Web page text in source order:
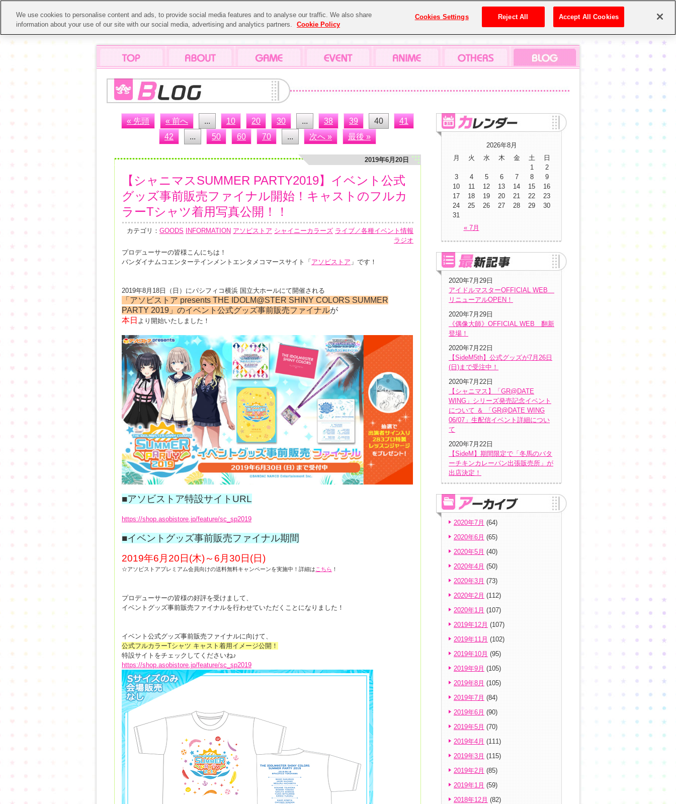
« 先頭 « 前へ ... 10 20 30 ... 38 39 40
41
42
... 50 60 70 ... 次へ » 最後 »
2019年6月20日
【シャニマスSUMMER PARTY2019】イベント公式
グッズ事前販売ファイナル開始！キャストのフルカ
ラーTシャツ着用写真公開！！
カテゴリ： GOODS INFORMATION アソビストア シャイニーカラーズ ライブ／各種イベント情報
ラジオ
プロデューサーの皆様こんにちは！
バンダイナムコエンターテインメントエンタメコマースサイト「 アソビストア 」です！
2019年8月18日（日）にパシフィコ横浜 国立大ホールにて開催される
「アソビストア presents THE IDOLM@STER SHINY COLORS SUMMER
PARTY 2019」のイベント公式グッズ事前販売ファイナルが
本日 より開始いたしました！
■アソビストア特設サイトURL
https://shop.asobistore.jp/feature/sc_sp2019
■イベントグッズ事前販売ファイナル期間
2019年6月20日(木)～6月30日(日)
☆アソビストアプレミアム会員向けの送料無料キャンペーンを実施中！詳細は こちら ！
プロデューサーの皆様の好評を受けまして、
イベントグッズ事前販売ファイナルを行わせていただくことになりました！
イベント公式グッズ事前販売ファイナルに向けて、
公式フルカラーTシャツ キャスト着用イメージ公開！
特設サイトをチェックしてくださいね♪
https://shop.asobistore.jp/feature/sc_sp2019
2026年8月
月
火 水 木 金 土 日
« 7月
1
2
3
4 5 6 7 8
9
10
11 12 13 14 15
16
17
18 19 20 21 22
23
24
25 26 27 28 29
30
31
2020年7月29日
アイドルマスターOFFICIAL WEB
リニューアルOPEN！
2020年7月29日
《偶像大師》OFFICIAL WEB 翻新
登場！
2020年7月22日
【SideM5th】公式グッズが7月26日
(日)まで受注中！
2020年7月22日
【シャニマス】「GR@DATE
WING」シリーズ発売記念イベント
について ＆ 「GR@DATE WING
06/07」生配信イベント詳細につい
て
2020年7月22日
【SideM】期間限定で「冬馬のバタ
ーチキンカレーパン出張販売所」が
出店決定！
2020年7月 (64)
2020年6月 (65)
2020年5月 (40)
2020年4月 (50)
2020年3月 (73)
2020年2月 (112)
2020年1月 (107)
2019年12月 (107)
2019年11月 (102)
2019年10月 (95)
2019年9月 (105)
2019年8月 (105)
2019年7月 (84)
2019年6月 (90)
2019年5月 (70)
2019年4月 (111)
2019年3月 (115)
2019年2月 (85)
2019年1月 (59)
2018年12月 (82)
We use cookies to personalise content and ads, to provide social media features and to analyse our traffic. We also share
information about your use of our site with our social media, advertising and analytics partners.
Cookie Policy
Cookies Settings Reject All Accept All Cookies